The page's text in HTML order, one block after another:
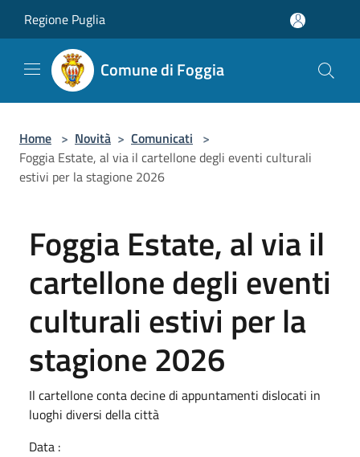
Regione Puglia
Comune di Foggia
Home > Novità > Comunicati >
Foggia Estate, al via il cartellone degli eventi culturali
estivi per la stagione 2026
Foggia Estate, al via il
cartellone degli eventi
culturali estivi per la
stagione 2026
Il cartellone conta decine di appuntamenti dislocati in
luoghi diversi della città
Data :